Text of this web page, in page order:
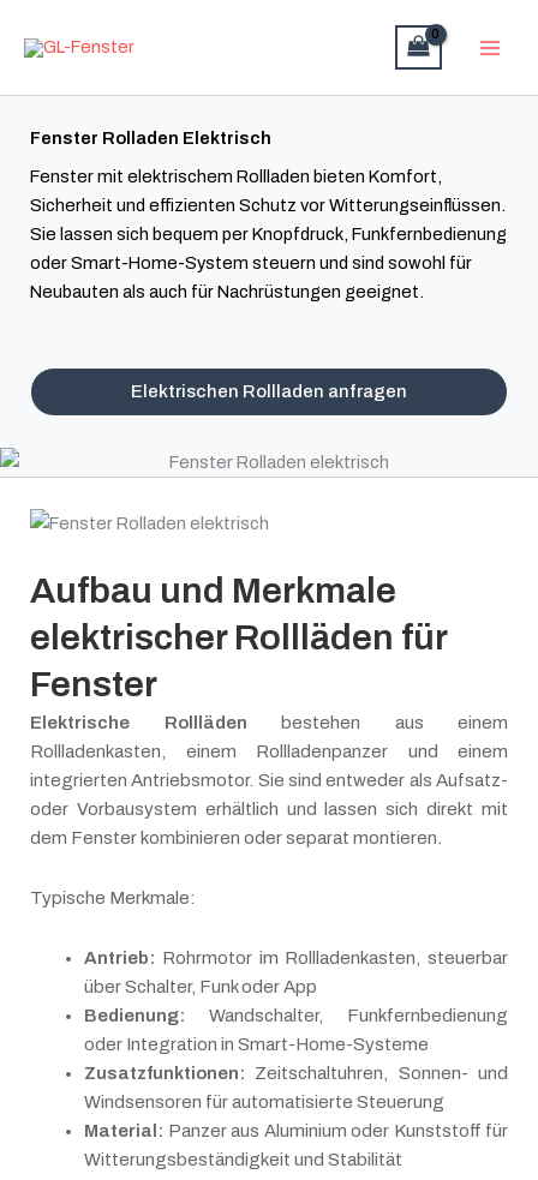
Inhalt
Fenster Rolladen Elektrisch
Fenster mit elektrischem Rollladen bieten Komfort,
Sicherheit und effizienten Schutz vor Witterungseinflüssen.
Sie lassen sich bequem per Knopfdruck, Funkfernbedienung
oder Smart-Home-System steuern und sind sowohl für
Neubauten als auch für Nachrüstungen geeignet.
Elektrischen Rollladen anfragen
Aufbau und Merkmale
elektrischer Rollläden für
Fenster
Elektrische Rollläden bestehen aus einem
Rollladenkasten, einem Rollladenpanzer und einem
integrierten Antriebsmotor. Sie sind entweder als Aufsatz-
oder Vorbausystem erhältlich und lassen sich direkt mit
dem Fenster kombinieren oder separat montieren.
Typische Merkmale:
Antrieb: Rohrmotor im Rollladenkasten, steuerbar
über Schalter, Funk oder App
Bedienung: Wandschalter, Funkfernbedienung
oder Integration in Smart-Home-Systeme
Zusatzfunktionen: Zeitschaltuhren, Sonnen- und
Windsensoren für automatisierte Steuerung
Material: Panzer aus Aluminium oder Kunststoff für
Witterungsbeständigkeit und Stabilität